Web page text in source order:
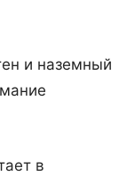
и наземный
в